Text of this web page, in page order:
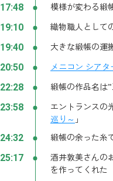
17:48 模様が変わる緞
19:10 織物職人として
19:40 大きな緞帳の運
20:50 メニコン シアタ
22:28 緞帳の作品名は
23:58 エントランスの
巡り～ 」
24:32 緞帳の余った糸
25:17 酒井敦美さんの
を作ってくれた